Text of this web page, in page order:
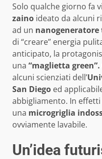
Solo qualche giorno fa
zaino ideato da alcuni
ad un
di “creare” energia
anticipato, la
una “maglietta green”.
alcuni scienziati dell’
San Diego ed
abbigliamento. In
una microgriglia
ovviamente lavabile.
Un’idea